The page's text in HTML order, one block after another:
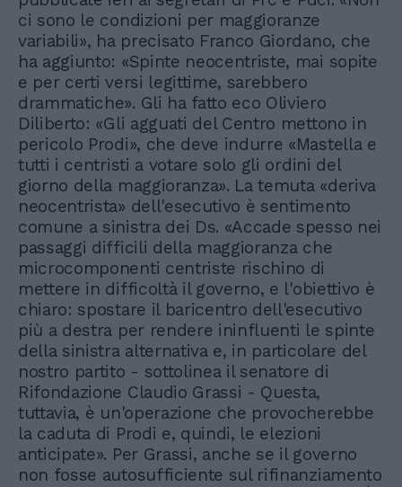
ci sono le condizioni per maggioranze
variabili», ha precisato Franco Giordano, che
ha aggiunto: «Spinte neocentriste, mai sopite
e per certi versi legittime, sarebbero
drammatiche». Gli ha fatto eco Oliviero
Diliberto: «Gli agguati del Centro mettono in
pericolo Prodi», che deve indurre «Mastella e
tutti i centristi a votare solo gli ordini del
giorno della maggioranza». La temuta «deriva
neocentrista» dell'esecutivo è sentimento
comune a sinistra dei Ds. «Accade spesso nei
passaggi difficili della maggioranza che
microcomponenti centriste rischino di
mettere in difficoltà il governo, e l'obiettivo è
chiaro: spostare il baricentro dell'esecutivo
più a destra per rendere ininfluenti le spinte
della sinistra alternativa e, in particolare del
nostro partito - sottolinea il senatore di
Rifondazione Claudio Grassi - Questa,
tuttavia, è un'operazione che provocherebbe
la caduta di Prodi e, quindi, le elezioni
anticipate». Per Grassi, anche se il governo
non fosse autosufficiente sul rifinanziamento